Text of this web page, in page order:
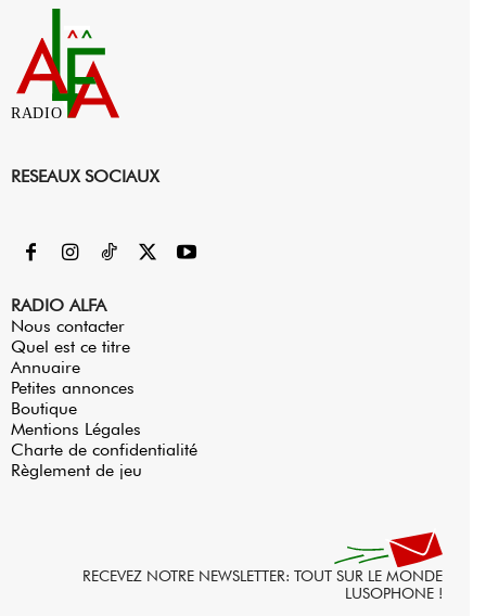
RADIO
RESEAUX SOCIAUX
RADIO ALFA
Nous contacter
Quel est ce titre
Annuaire
Petites annonces
Boutique
Mentions Légales
Charte de confidentialité
Règlement de jeu
RECEVEZ NOTRE NEWSLETTER: TOUT SUR LE MONDE
LUSOPHONE !